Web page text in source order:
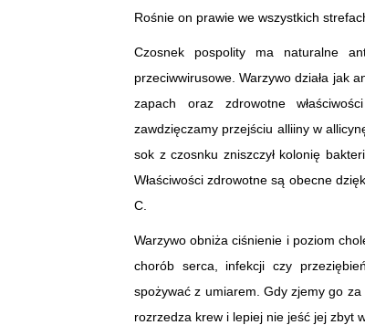
Rośnie on prawie we wszystkich
Czosnek pospolity ma naturalne
przeciwwirusowe. Warzywo działa jak
zapach oraz zdrowotne
zawdzięczamy przejściu alliiny w
sok z czosnku zniszczył kolonię
Właściwości zdrowotne są obecne
C.
Warzywo obniża ciśnienie i poziom
chorób serca, infekcji czy
spożywać z umiarem. Gdy zjemy go
rozrzedza krew i lepiej nie jeść jej zbyt